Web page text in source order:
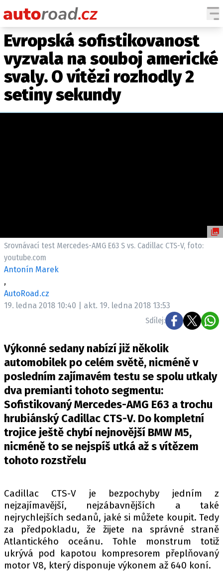
AUTA
TESTY AUT
NOVINKY
EKO
SPY
RALLY
TISKOVKY
ROZHOVORY
DAKAR
Z DOMOVA
ZE SVĚTA
MOTORSPORT
PIT LANE
MEZINÁRODNÍ SCÉNA
SLEDUJTE NÁS NA|
Máte příběh, fotku nebo video?
Pošlete e-mail na autoroad.cz
Evropská sofistikovanost
vyzvala na souboj americké
svaly. O vítězi rozhodly 2
setiny sekundy
Srovnávací test Mercedes-AMG E63 S vs. Cadillac CTS-V, foto:
youtube.com
Antonín Marek
,
AutoRoad.cz
19. ledna 2018 10:40 | akt. 19. ledna 2018 13:53
Sdílej:
Výkonné sedany nabízí již několik
automobilek po celém světě, nicméně v
posledním zajímavém testu se spolu utkaly
dva premianti tohoto segmentu:
Sofistikovaný Mercedes-AMG E63 a trochu
hrubiánský Cadillac CTS-V. Do kompletní
trojice ještě chybí nejnovější BMW M5,
nicméně to se nejspíš utká až s vítězem
tohoto rozstřelu
Cadillac CTS-V je bezpochyby jedním z
nejzajímavější, nejzábavnějších a také
nejrychlejších sedanů, jaké si můžete koupit. Tedy
za předpokladu, že žijete na správné straně
Atlantického oceánu. Tohle monstrum totiž
ukrývá pod kapotou kompresorem přeplňovaný
motor V8, který disponuje výkonem až 640 koní.